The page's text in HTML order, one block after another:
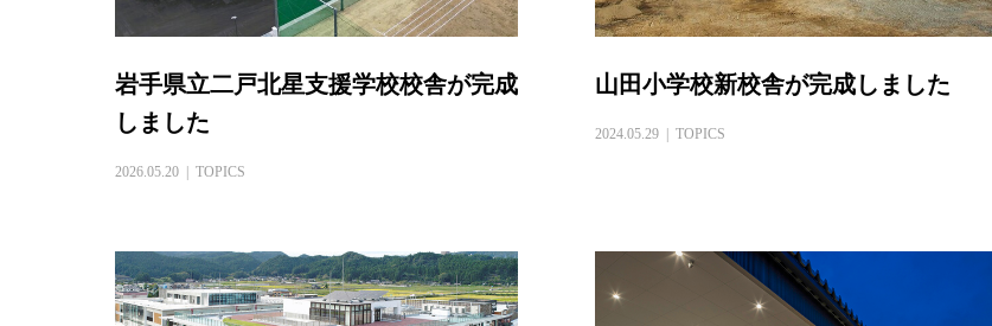
岩手県立二戸北星支援学校校舎が完成
しました
2026.05.20 TOPICS
山田小学校新校舎が完成しました
2024.05.29 TOPICS